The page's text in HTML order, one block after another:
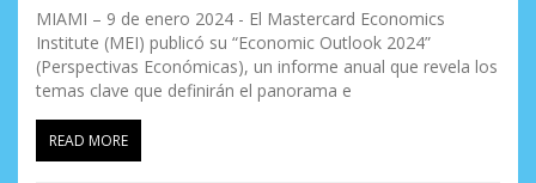
MIAMI – 9 de enero 2024 - El Mastercard Economics
Institute (MEI) publicó su “Economic Outlook 2024”
(Perspectivas Económicas), un informe anual que revela los
temas clave que definirán el panorama e
READ MORE